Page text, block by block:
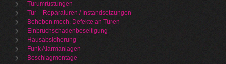
Türumrüstungen
Tür – Reparaturen / Instandsetzungen
Beheben mech. Defekte an Türen
Einbruchschadenbeseitigung
Hausabsicherung
Funk Alarmanlagen
Beschlagmontage